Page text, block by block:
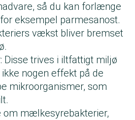
så du kan forlænge
eksempel parmesanost.
vækst bliver bremset
Disse trives i iltfattigt miljø
nogen effekt på de
mikroorganismer, som
om mælkesyrebakterier,